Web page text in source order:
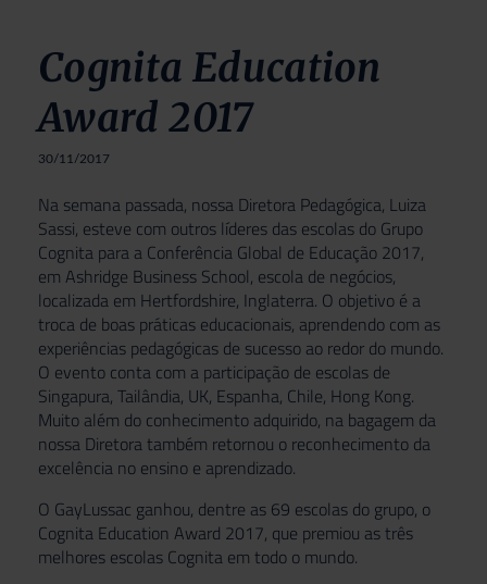
Cognita Education
Award 2017
30/11/2017
Na semana passada, nossa Diretora Pedagógica, Luiza
Sassi, esteve com outros líderes das escolas do Grupo
Cognita para a Conferência Global de Educação 2017,
em Ashridge Business School, escola de negócios,
localizada em Hertfordshire, Inglaterra. O objetivo é a
troca de boas práticas educacionais, aprendendo com as
experiências pedagógicas de sucesso ao redor do mundo.
O evento conta com a participação de escolas de
Singapura, Tailândia, UK, Espanha, Chile, Hong Kong.
Muito além do conhecimento adquirido, na bagagem da
nossa Diretora também retornou o reconhecimento da
excelência no ensino e aprendizado.
O GayLussac ganhou, dentre as 69 escolas do grupo, o
Cognita Education Award 2017, que premiou as três
melhores escolas Cognita em todo o mundo.